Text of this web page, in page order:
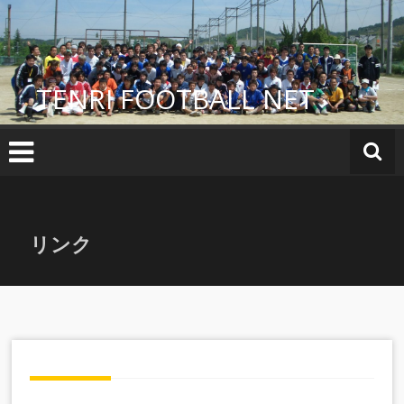
コ
ン
テ
ン
ツ
へ
キ
TENRI FOOTBALL NET
リンク